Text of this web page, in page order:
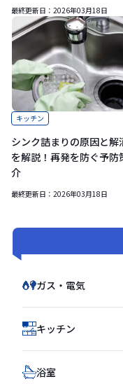
最終更新日： 2026年03月18日
キッチン
シンク詰まりの原因と解
を解説！再発を防ぐ予防
介
最終更新日： 2026年03月18日
ガス・電気
キッチン
浴室